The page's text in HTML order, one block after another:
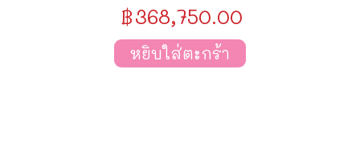
฿368,750.00
หยิบใส่ตะกร้า